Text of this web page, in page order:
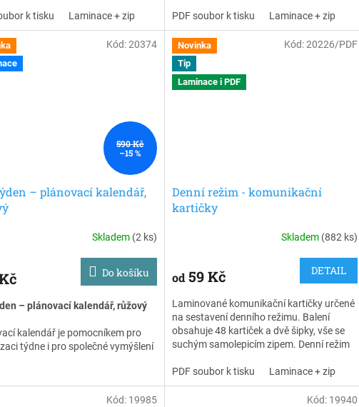
Kartičky jsou velikosti 5 x 5 cm
suchým zipem.
k tisku Laminace + zip
vysvětlování.Laminované komunikační
kartičky určené na sestavení týdenního
režimu. Balení obsahuje 129 ks
laminovaných kartiček a dvě šipky, vše se
suchým samolepicím zipem.
PDF soubor k tisku Laminace + zip
590 Kč
–15 %
– plánovací kalendář,
Skladem (2 ks)
Do košíku
– plánovací kalendář, růžový
kalendář je pomocníkem pro
týdne i pro společné vymýšlení
ranní a večerní rutina nebo pitný
Kód:20374
Novinka
Tip
Laminace i PDF
Denní režim - komunikační
kartičky
Skladem (882 ks)
od59 Kč DETAIL
Laminované komunikační kartičky určené
na sestavení denního režimu. Balení
obsahuje 48 kartiček a dvě šipky, vše se
suchým samolepicím zipem. Denní režim
„co budu dělat a kdy to budu dělat a jak
dlouho to budu dělat“.
PDF soubor k tisku Laminace + zip
Kód:20226/PDF
Kód: 19985 Kód: 19940